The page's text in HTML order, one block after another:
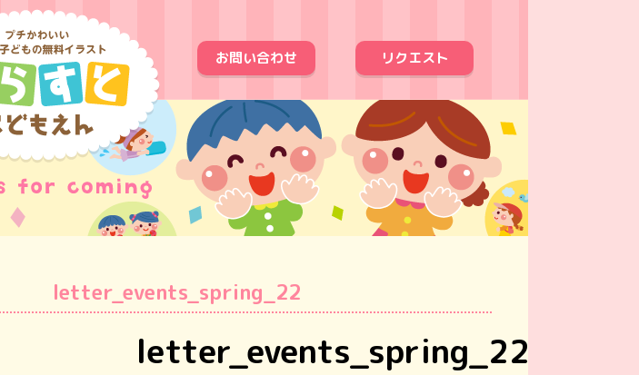
お問い合わせ リクエスト
letter_events_spring_22
letter_events_spring_22